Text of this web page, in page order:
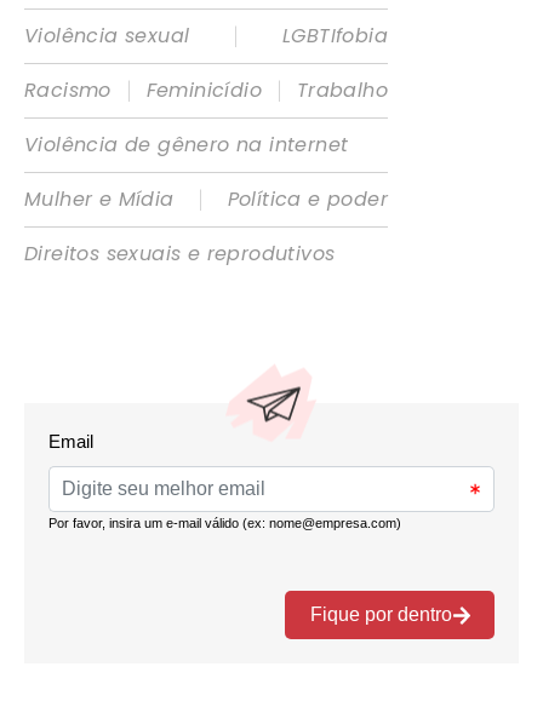
Violência sexual
|
LGBTIfobia
Racismo
| Feminicídio |
Trabalho
Violência de gênero na internet
Mulher e Mídia
|
Política e poder
Direitos sexuais e reprodutivos